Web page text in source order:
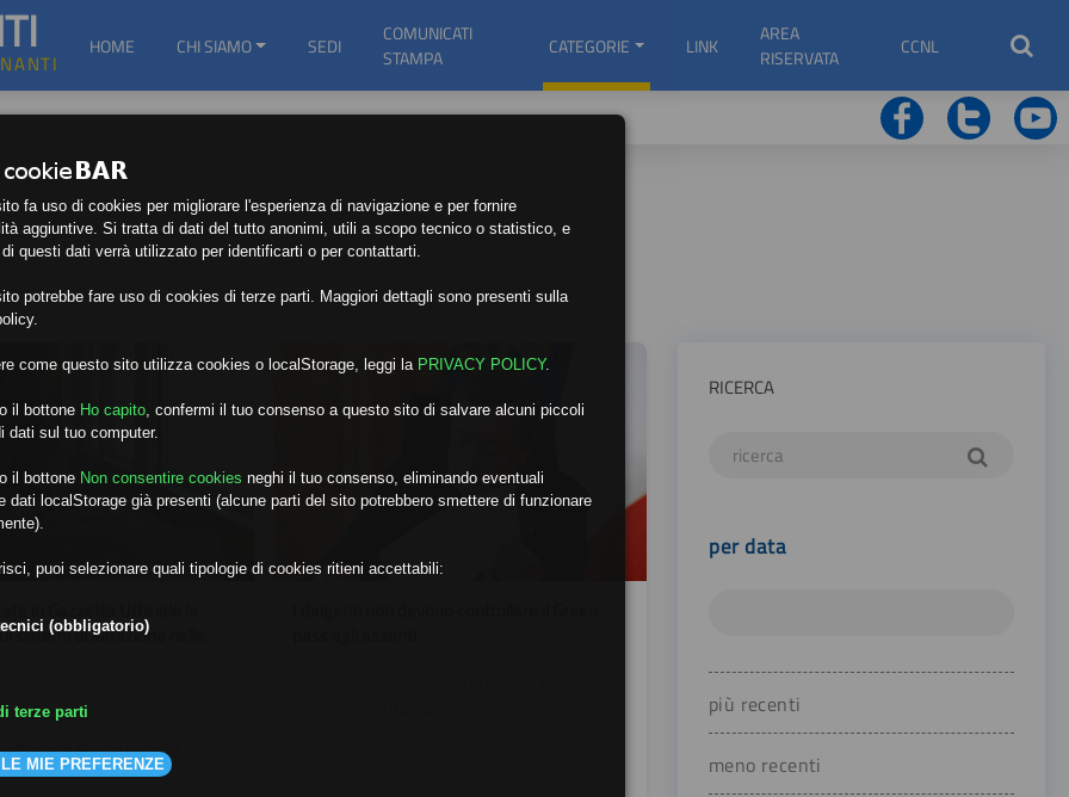
HOME CHI SIAMO SEDI
COMUNICATI
STAMPA
CATEGORIE LINK
AREA
RISERVATA
CCNL
in Gazzetta Ufficiale le
sistemi di aerazione nelle
aprire le finestre
di ventilazione più
la qualità dell’aria
RICERCA
per data
più recenti
meno recenti
fa uso di cookies per migliorare l'esperienza di navigazione e per fornire
aggiuntive. Si tratta di dati del tutto anonimi, utili a scopo tecnico o statistico, e
questi dati verrà utilizzato per identificarti o per contattarti.
potrebbe fare uso di cookies di terze parti. Maggiori dettagli sono presenti sulla
come questo sito utilizza cookies o localStorage, leggi la PRIVACY POLICY.
il bottone Ho capito, confermi il tuo consenso a questo sito di salvare alcuni piccoli
dati sul tuo computer.
il bottone Non consentire cookies neghi il tuo consenso, eliminando eventuali
dati localStorage già presenti (alcune parti del sito potrebbero smettere di funzionare
puoi selezionare quali tipologie di cookies ritieni accettabili:
(obbligatorio)
terze parti
MIE PREFERENZE